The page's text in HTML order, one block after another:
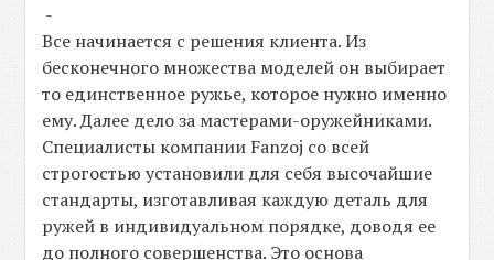
-
Все начинается с решения клиента. Из
бесконечного множества моделей он выбирает
то единственное ружье, которое нужно именно
ему. Далее дело за мастерами-оружейниками.
Специалисты компании Fanzoj со всей
строгостью установили для себя высочайшие
стандарты, изготавливая каждую деталь для
ружей в индивидуальном порядке, доводя ее
до полного совершенства. Это основа